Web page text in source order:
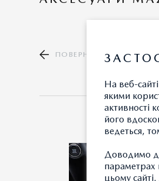
ПОВЕРНУТИСЯ ДО
На веб-
якими
активності
його
ведеться,
Доводимо
параметрах
цьому